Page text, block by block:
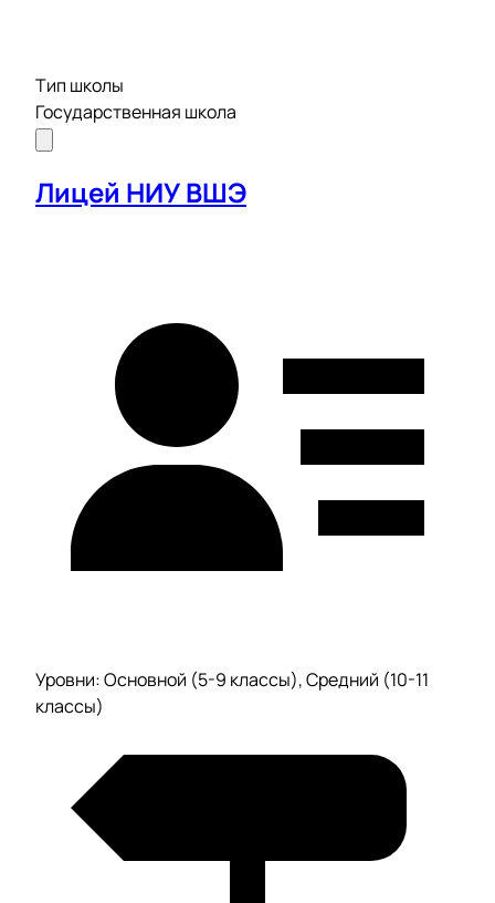
Тип школы
Государственная школа
Лицей НИУ ВШЭ
Уровни: Основной (5-9 классы), Средний (10-11
классы)